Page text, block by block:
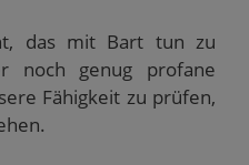
das mit Bart tun zu
noch genug profane
Fähigkeit zu prüfen,